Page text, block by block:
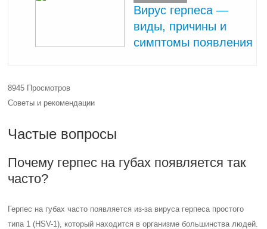
Вирус герпеса —
виды, причины и
симптомы появления
8945 Просмотров
Советы и рекомендации
Частые вопросы
Почему герпес на губах появляется так
часто?
Герпес на губах часто появляется из-за вируса герпеса простого
типа 1 (HSV-1), который находится в организме большинства людей.